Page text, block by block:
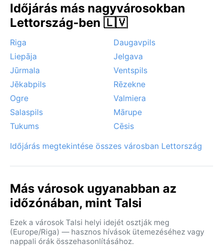
Időjárás más nagyvárosokban
Lettország-ben 🇱🇻
Riga
Daugavpils
Liepāja
Jelgava
Jūrmala
Ventspils
Jēkabpils
Rēzekne
Ogre
Valmiera
Salaspils
Mārupe
Tukums
Cēsis
Időjárás megtekintése összes városban Lettország
Más városok ugyanabban az
időzónában, mint Talsi
Ezek a városok Talsi helyi idejét osztják meg
(Europe/Riga) — hasznos hívások ütemezéséhez vagy
nappali órák összehasonlításához.